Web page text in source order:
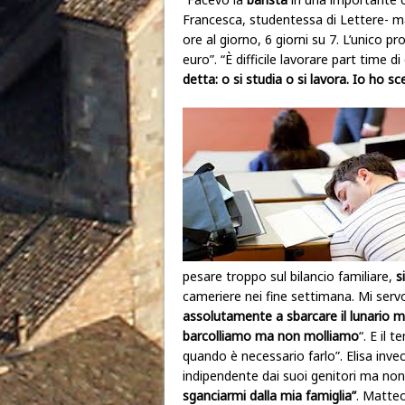
Francesca, studentessa di Lettere-
ore al giorno, 6 giorni su 7. L’unico
euro”. “È difficile lavorare part time
detta: o si studia o si lavora. Io ho
pesare troppo sul bilancio familiare,
cameriere nei fine settimana. Mi
assolutamente a sbarcare il lunario
barcolliamo ma non molliamo“. E il
quando è necessario farlo”. Elisa
indipendente dai suoi genitori ma
sganciarmi dalla mia famiglia”.